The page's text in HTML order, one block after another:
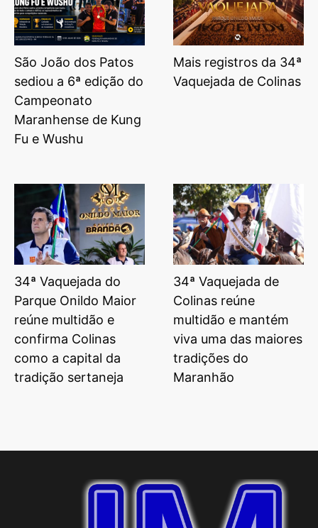
São João dos Patos
sediou a 6ª edição do
Campeonato
Maranhense de Kung
Fu e Wushu
Mais registros da 34ª
Vaquejada de Colinas
34ª Vaquejada do
Parque Onildo Maior
reúne multidão e
confirma Colinas
como a capital da
tradição sertaneja
34ª Vaquejada de
Colinas reúne
multidão e mantém
viva uma das maiores
tradições do
Maranhão